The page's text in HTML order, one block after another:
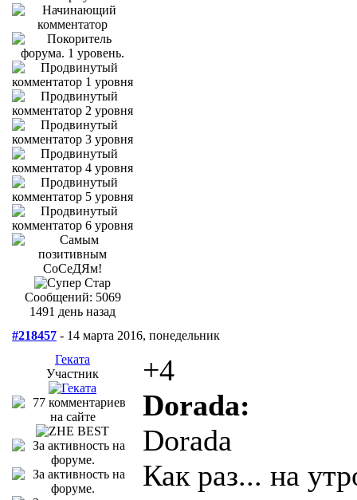
Сообщений: 5069
1491 день назад
#218457 - 14 марта 2016, понедельник
Геката
Участник
+4
Dorada:
Dorada
Как раз... на